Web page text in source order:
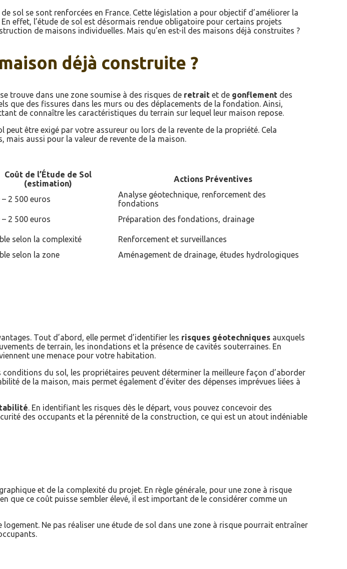
sol se sont renforcées en France. Cette législation a pour objectif d’améliorer la
effet, l’étude de sol est désormais rendue obligatoire pour certains projets
de maisons individuelles. Mais qu’en est-il des maisons déjà construites ?
déjà construite ?
trouve dans une zone soumise à des risques de retrait et de gonflement des
que des fissures dans les murs ou des déplacements de la fondation. Ainsi,
de connaître les caractéristiques du terrain sur lequel leur maison repose.
être exigé par votre assureur ou lors de la revente de la propriété. Cela
mais aussi pour la valeur de revente de la maison.
Coût de l’Étude de Sol
(estimation)
Actions Préventives
– 2 500 euros
Analyse géotechnique, renforcement des
fondations
– 2 500 euros
Préparation des fondations, drainage
selon la complexité
Renforcement et surveillances
selon la zone Aménagement de drainage, études hydrologiques
Tout d’abord, elle permet d’identifier les risques géotechniques auxquels
de terrain, les inondations et la présence de cavités souterraines. En
une menace pour votre habitation.
conditions du sol, les propriétaires peuvent déterminer la meilleure façon d’aborder
de la maison, mais permet également d’éviter des dépenses imprévues liées à
. En identifiant les risques dès le départ, vous pouvez concevoir des
des occupants et la pérennité de la construction, ce qui est un atout indéniable
et de la complexité du projet. En règle générale, pour une zone à risque
que ce coût puisse sembler élevé, il est important de le considérer comme un
Ne pas réaliser une étude de sol dans une zone à risque pourrait entraîner